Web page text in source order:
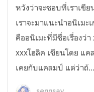
หวังว่าจะชอบที่เราเขี
เราจะมาแนะนำอนิเมะ
คืออนิเมะที่มีชื่อเรื่องว่
xxxโฮลิค เขียนโดย แ
เคยกับแคลมป์ แต่ว่าถ้...